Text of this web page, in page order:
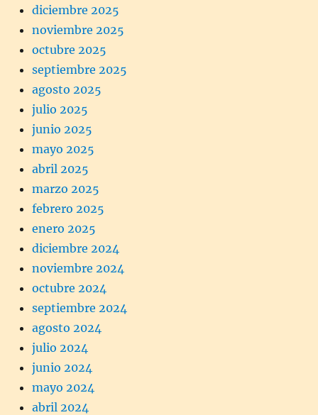
diciembre 2025
noviembre 2025
octubre 2025
septiembre 2025
agosto 2025
julio 2025
junio 2025
mayo 2025
abril 2025
marzo 2025
febrero 2025
enero 2025
diciembre 2024
noviembre 2024
octubre 2024
septiembre 2024
agosto 2024
julio 2024
junio 2024
mayo 2024
abril 2024